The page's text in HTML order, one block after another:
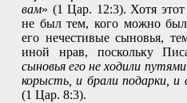
вам» (1 Цар. 12:3). Хотя
не был тем, кого можно
его нечестивые сыновья,
иной нрав, поскольку
сыновья его не ходили путями
корысть, и брали подарки, и
(1 Цар. 8:3).